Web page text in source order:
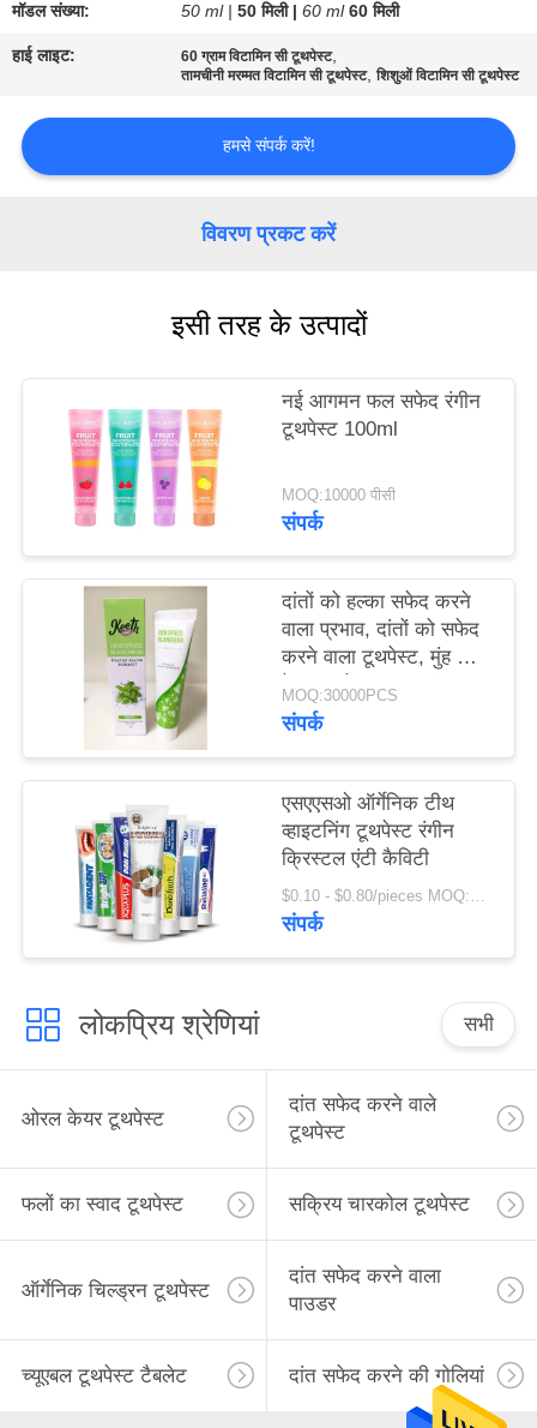
संपर्क
करें
एक
उद्धरण
साइट
गोपनीयता
मॉडल संख्या: 50 ml | 50 मिली | 60 ml 60 मिली
हाई लाइट: 60 ग्राम विटामिन सी टूथपेस्ट,
तामचीनी मरम्मत विटामिन सी टूथपेस्ट,शिशुओं विटामिन सी टूथपेस्ट
हमसे संपर्क करें!
विवरण प्रकट करें
इसी तरह के उत्पादों
नई आगमन फल सफेद रंगीन
टूथपेस्ट 100ml
MOQ:10000 पीसी
संपर्क
दांतों को हल्का सफेद करने
वाला प्रभाव, दांतों को सफेद
करने वाला टूथपेस्ट, मुंह की
देखभाल के प्रकार, दंत
चिकित्सा देखभाल उत्पाद 50
MOQ:30000PCS
संपर्क
एसएएसओ ऑर्गेनिक टीथ
व्हाइटनिंग टूथपेस्ट रंगीन
क्रिस्टल एंटी कैविटी
$0.10 - $0.80/pieces MOQ:500 टुकड़े
संपर्क
लोकप्रिय श्रेणियां सभी
ओरल केयर टूथपेस्ट
दांत सफेद करने वाले
टूथपेस्ट
फलों का स्वाद टूथपेस्ट सक्रिय चारकोल टूथपेस्ट
ऑर्गेनिक चिल्ड्रन टूथपेस्ट
दांत सफेद करने वाला
पाउडर
च्यूएबल टूथपेस्ट टैबलेट दांत सफेद करने की गोलियां